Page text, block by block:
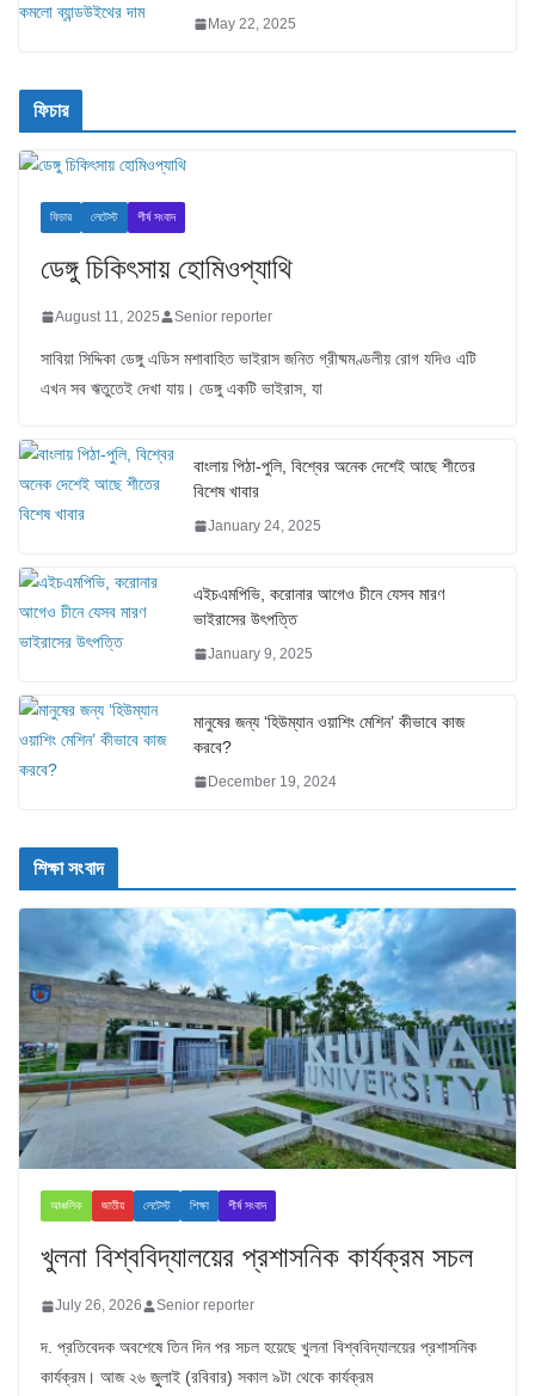
May 22, 2025
ফিচার
ফিচার লেটেস্ট শীর্ষ সংবাদ
ডেঙ্গু চিকিৎসায় হোমিওপ্যাথি
August 11, 2025 Senior reporter
সাবিয়া সিদ্দিকা ডেঙ্গু এডিস মশাবাহিত ভাইরাস জনিত গ্রীষ্মমণ্ডলীয় রোগ যদিও এটি
এখন সব ঋতুতেই দেখা যায়। ডেঙ্গু একটি ভাইরাস, যা
বাংলায় পিঠা-পুলি, বিশ্বের অনেক দেশেই আছে শীতের
বিশেষ খাবার
January 24, 2025
এইচএমপিভি, করোনার আগেও চীনে যেসব মারণ
ভাইরাসের উৎপত্তি
January 9, 2025
মানুষের জন্য ‘হিউম্যান ওয়াশিং মেশিন’ কীভাবে কাজ
করবে?
December 19, 2024
শিক্ষা সংবাদ
আঞ্চলিক জাতীয় লেটেস্ট শিক্ষা শীর্ষ সংবাদ
খুলনা বিশ্ববিদ্যালয়ের প্রশাসনিক কার্যক্রম সচল
July 26, 2026 Senior reporter
দ. প্রতিবেদক অবশেষে তিন দিন পর সচল হয়েছে খুলনা বিশ্ববিদ্যালয়ের প্রশাসনিক
কার্যক্রম। আজ ২৬ জুুলাই (রবিবার) সকাল ৯টা থেকে কার্যক্রম